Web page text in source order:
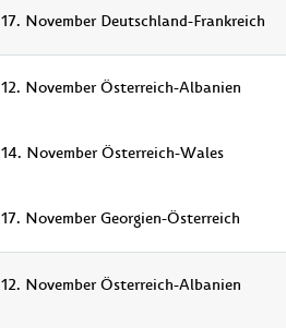
17. November Deutschland-Frankreich
12. November Österreich-Albanien
14. November Österreich-Wales
17. November Georgien-Österreich
12. November Österreich-Albanien